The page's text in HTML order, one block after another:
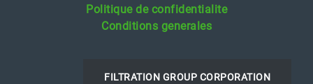
Politique de confidentialite
Conditions generales
FILTRATION GROUP CORPORATION